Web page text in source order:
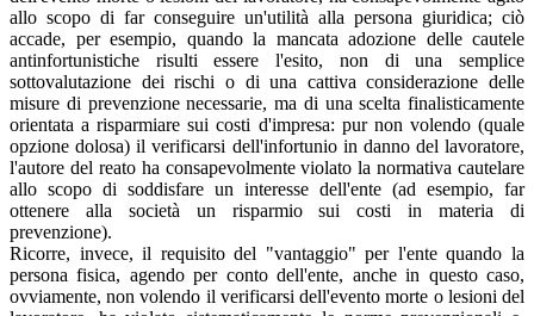
allo scopo di far conseguire un'utilità alla persona giuridica; ciò
accade, per esempio, quando la mancata adozione delle cautele
antinfortunistiche risulti essere l'esito, non di una semplice
sottovalutazione dei rischi o di una cattiva considerazione delle
misure di prevenzione necessarie, ma di una scelta finalisticamente
orientata a risparmiare sui costi d'impresa: pur non volendo (quale
opzione dolosa) il verificarsi dell'infortunio in danno del lavoratore,
l'autore del reato ha consapevolmente violato la normativa cautelare
allo scopo di soddisfare un interesse dell'ente (ad esempio, far
ottenere alla società un risparmio sui costi in materia di
prevenzione).
Ricorre, invece, il requisito del "vantaggio" per l'ente quando la
persona fisica, agendo per conto dell'ente, anche in questo caso,
ovviamente, non volendo il verificarsi dell'evento morte o lesioni del